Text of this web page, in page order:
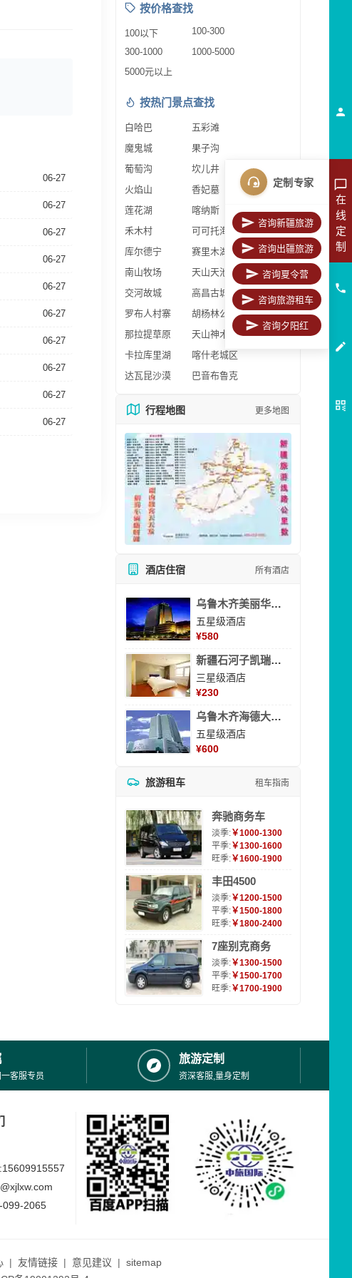
06-27
06-27
06-27
06-27
06-27
06-27
06-27
06-27
06-27
06-27
按价格查找
100以下
100-300
300-1000
1000-5000
5000元以上
按热门景点查找
白哈巴
五彩滩
魔鬼城
果子沟
葡萄沟
坎儿井
火焰山
香妃墓
莲花湖
喀纳斯
禾木村
可可托海
库尔德宁
赛里木湖
南山牧场
天山天池
交河故城
高昌古城
罗布人村寨
胡杨林公园
那拉提草原
天山神木园
卡拉库里湖
喀什老城区
达瓦昆沙漠
巴音布鲁克
行程地图 更多地图
酒店住宿 所有酒店
乌鲁木齐美丽华大酒
五星级酒店
¥580
新疆石河子凯瑞酒店
三星级酒店
¥230
乌鲁木齐海德大酒店
五星级酒店
¥600
旅游租车 租车指南
奔驰商务车
淡季:￥1000-1300
平季:￥1300-1600
旺季:￥1600-1900
丰田4500
淡季:￥1200-1500
平季:￥1500-1800
旺季:￥1800-2400
7座别克商务
淡季:￥1300-1500
平季:￥1500-1700
旺季:￥1700-1900
客服专员
旅游定制
资深客服,量身定制
099-2065
| 友情链接 | 意见建议 | sitemap
在
线
定
制
定制专家
咨询新疆旅游
咨询出疆旅游
咨询夏令营
咨询旅游租车
咨询夕阳红